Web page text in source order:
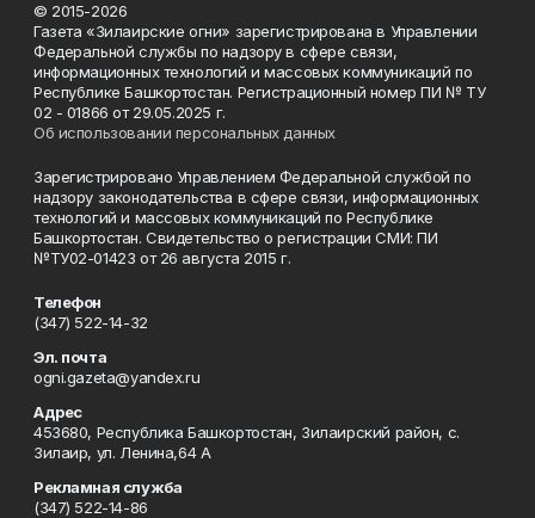
© 2015-2026
Газета «Зилаирские огни» зарегистрирована в Управлении
Федеральной службы по надзору в сфере связи,
информационных технологий и массовых коммуникаций по
Республике Башкортостан. Регистрационный номер ПИ № ТУ
02 - 01866 от 29.05.2025 г.
Об использовании персональных данных
Зарегистрировано Управлением Федеральной службой по
надзору законодательства в сфере связи, информационных
технологий и массовых коммуникаций по Республике
Башкортостан. Свидетельство о регистрации СМИ: ПИ
№ТУ02-01423 от 26 августа 2015 г.
Телефон
(347) 522-14-32
Эл. почта
ogni.gazeta@yandex.ru
Адрес
453680, Республика Башкортостан, Зилаирский район, с.
Зилаир, ул. Ленина,64 А
Рекламная служба
(347) 522-14-86